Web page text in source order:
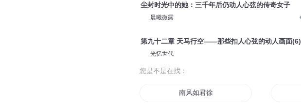
尘封时光中的她：三千年后仍动人心弦的传奇女子
晨曦微露
第九十二章 天马行空——那些扣人心弦的动人画面(6)
光忆世代
您是不是在找：
南风如君徐徐来